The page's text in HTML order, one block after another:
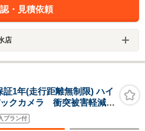
・見積依頼
店
1年(走行距離無制限) ハイ
クカメラ 衝突被害軽減シ
ッドランプ 記録簿 ブ
ートキー アルミホイール
プラン付